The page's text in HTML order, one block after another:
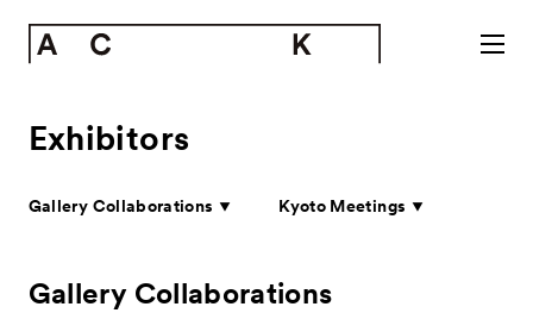
Exhibitors
Gallery Collaborations Kyoto Meetings
Gallery Collaborations